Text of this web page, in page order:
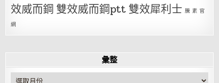
效威而鋼 雙效威而鋼ptt 雙效犀利士 騰 素 官
網
彙整
彙